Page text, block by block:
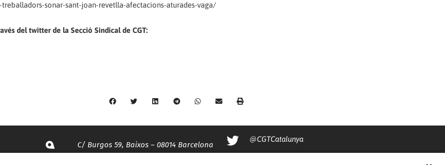
sonar-sant-joan-revetlla-afectacions-aturades-vaga/
del twitter de la Secció Sindical de CGT:
C/ Burgos 59, Baixos – 08014 Barcelona
@CGTCatalunya